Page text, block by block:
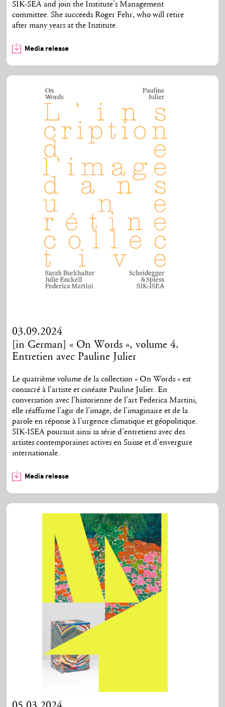
SIK-SEA and join the Institute’s Management
committee. She succeeds Roger Fehr, who will retire
after many years at the Institute.
Media release
03.09.2024
[in German] « On Words », volume 4.
Entretien avec Pauline Julier
Le quatrième volume de la collection « On Words » est
consacré à l’artiste et cinéaste Pauline Julier. En
conversation avec l’historienne de l’art Federica Martini,
elle réaffirme l’agir de l’image, de l’imaginaire et de la
parole en réponse à l’urgence climatique et géopolitique.
SIK-ISEA poursuit ainsi sa série d’entretiens avec des
artistes contemporaines actives en Suisse et d’envergure
internationale.
Media release